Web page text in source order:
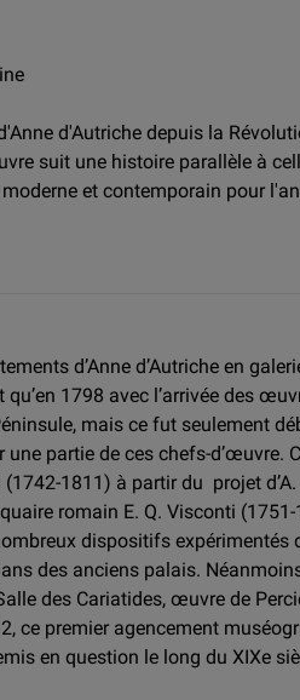
d'Autriche depuis la
suit une histoire parallèle à
et contemporain pour
d’Anne d’Autriche en
1798 avec l’arrivée des
mais ce fut seulement
une partie de ces chefs-d’œuvre.
1811) à partir du projet
romain E. Q. Visconti
dispositifs expérimentés
des anciens palais.
des Cariatides, œuvre de
ce premier agencement
en question le long du XIXe